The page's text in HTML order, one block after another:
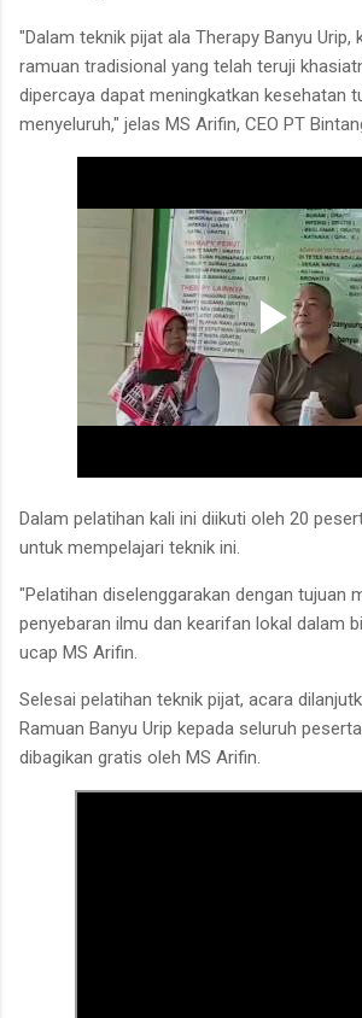
"Dalam teknik pijat ala Therapy Banyu Urip,
ramuan tradisional yang telah teruji
dipercaya dapat meningkatkan kesehatan
menyeluruh," jelas MS Arifin, CEO PT
Dalam pelatihan kali ini diikuti oleh 20
untuk mempelajari teknik ini.
"Pelatihan diselenggarakan dengan tujuan
penyebaran ilmu dan kearifan lokal dalam
ucap MS Arifin.
Selesai pelatihan teknik pijat, acara
Ramuan Banyu Urip kepada seluruh
dibagikan gratis oleh MS Arifin.